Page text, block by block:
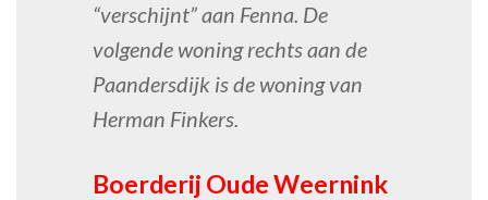
“verschijnt” aan Fenna. De
volgende woning rechts aan de
Paandersdijk is de woning van
Herman Finkers.
Boerderij Oude Weernink